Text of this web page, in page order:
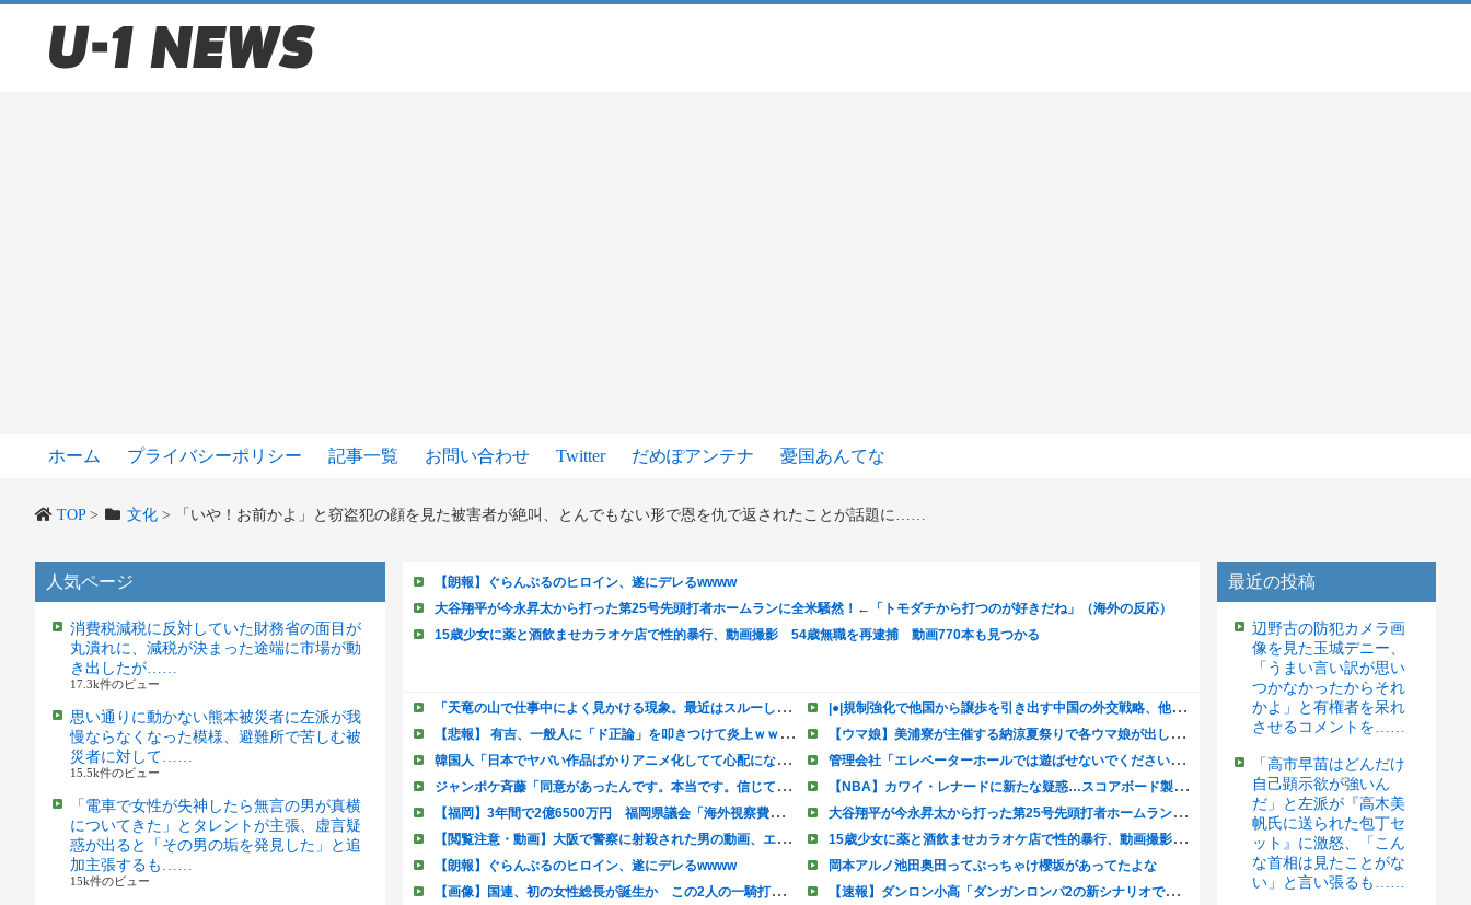
ホーム プライバシーポリシー 記事一覧 お問い合わせ Twitter だめぽアンテナ 憂国あんてな
TOP> 文化> 「いや！お前かよ」と窃盗犯の顔を見た被害者が絶叫、とんでもない形で恩を仇で返されたことが話題に……
人気ページ
消費税減税に反対していた財務省の面目が
丸潰れに、減税が決まった途端に市場が動
き出したが……
17.3k件のビュー
思い通りに動かない熊本被災者に左派が我
慢ならなくなった模様、避難所で苦しむ被
災者に対して……
15.5k件のビュー
「電車で女性が失神したら無言の男が真横
についてきた」とタレントが主張、虚言疑
惑が出ると「その男の垢を発見した」と追
加主張するも……
15k件のビュー
最近の投稿
辺野古の防犯カメラ画
像を見た玉城デニー、
「うまい言い訳が思い
つかなかったからそれ
かよ」と有権者を呆れ
させるコメントを……
「高市早苗はどんだけ
自己顕示欲が強いん
だ」と左派が『高木美
帆氏に送られた包丁セ
ット』に激怒、「こん
な首相は見たことがな
い」と言い張るも……